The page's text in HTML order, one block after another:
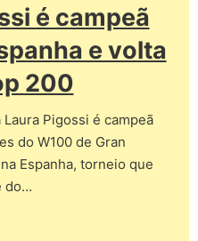
é campeã
e volta
200
Pigossi é campeã
do W100 de Gran
Espanha, torneio que
do…